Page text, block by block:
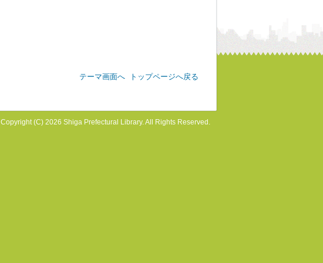
テーマ画面へ トップページへ戻る
Copyright (C) 2026 Shiga Prefectural Library. All Rights Reserved.